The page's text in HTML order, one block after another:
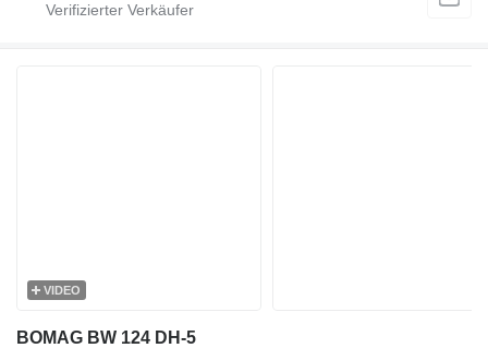
VIDEO
BOMAG BW 124 DH-5